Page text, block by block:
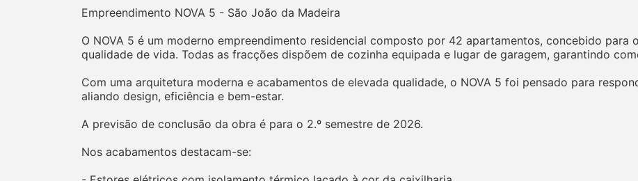
Empreendimento NOVA 5 - São João da Madeira
O NOVA 5 é um moderno empreendimento residencial composto por 42 apartamentos, concebido
qualidade de vida. Todas as fracções dispõem de cozinha equipada e lugar de garagem, garantindo
Com uma arquitetura moderna e acabamentos de elevada qualidade, o NOVA 5 foi pensado para
aliando design, eficiência e bem-estar.
A previsão de conclusão da obra é para o 2.º semestre de 2026.
Nos acabamentos destacam-se: